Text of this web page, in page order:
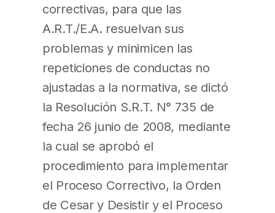
correctivas, para que las
A.R.T./E.A. resuelvan sus
problemas y minimicen las
repeticiones de conductas no
ajustadas a la normativa, se dictó
la Resolución S.R.T. N° 735 de
fecha 26 junio de 2008, mediante
la cual se aprobó el
procedimiento para implementar
el Proceso Correctivo, la Orden
de Cesar y Desistir y el Proceso